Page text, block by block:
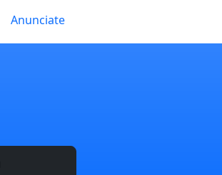
Anunciate